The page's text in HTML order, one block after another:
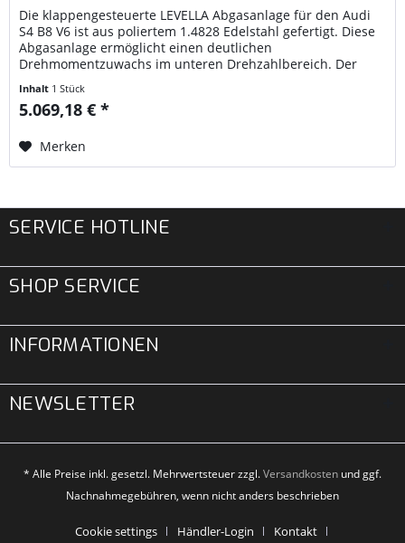
Die klappengesteuerte LEVELLA Abgasanlage für den Audi
S4 B8 V6 ist aus poliertem 1.4828 Edelstahl gefertigt. Diese
Abgasanlage ermöglicht einen deutlichen
Drehmomentzuwachs im unteren Drehzahlbereich. Der
Serienanlage. Auf Anfrage sind für Rennsportzwecke
Vorschalldämpfer-Ersatzrohre, Kat-Ersatzrohre oder...
Inhalt 1 Stück
5.069,18 € *
Merken
SERVICE HOTLINE
SHOP SERVICE
INFORMATIONEN
NEWSLETTER
* Alle Preise inkl. gesetzl. Mehrwertsteuer zzgl.Versandkosten und ggf.
Nachnahmegebühren, wenn nicht anders beschrieben
Cookie settings Händler-Login Kontakt